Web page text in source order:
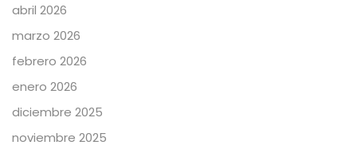
abril 2026
marzo 2026
febrero 2026
enero 2026
diciembre 2025
noviembre 2025